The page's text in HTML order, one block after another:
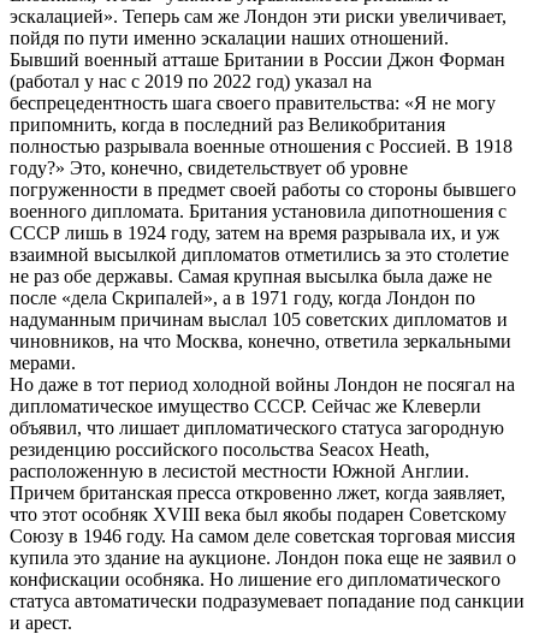
эскалацией». Теперь сам же Лондон эти риски увеличивает,
пойдя по пути именно эскалации наших отношений.
Бывший военный атташе Британии в России Джон Форман
(работал у нас с 2019 по 2022 год) указал на
беспрецедентность шага своего правительства: «Я не могу
припомнить, когда в последний раз Великобритания
полностью разрывала военные отношения с Россией. В 1918
году?» Это, конечно, свидетельствует об уровне
погруженности в предмет своей работы со стороны бывшего
военного дипломата. Британия установила дипотношения с
СССР лишь в 1924 году, затем на время разрывала их, и уж
взаимной высылкой дипломатов отметились за это столетие
не раз обе державы. Самая крупная высылка была даже не
после «дела Скрипалей», а в 1971 году, когда Лондон по
надуманным причинам выслал 105 советских дипломатов и
чиновников, на что Москва, конечно, ответила зеркальными
мерами.
Но даже в тот период холодной войны Лондон не посягал на
дипломатическое имущество СССР. Сейчас же Клеверли
объявил, что лишает дипломатического статуса загородную
резиденцию российского посольства Seacox Heath,
расположенную в лесистой местности Южной Англии.
Причем британская пресса откровенно лжет, когда заявляет,
что этот особняк XVIII века был якобы подарен Советскому
Союзу в 1946 году. На самом деле советская торговая миссия
купила это здание на аукционе. Лондон пока еще не заявил о
конфискации особняка. Но лишение его дипломатического
статуса автоматически подразумевает попадание под санкции
и арест.